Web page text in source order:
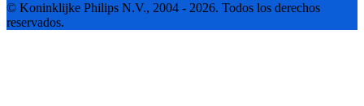
© Koninklijke Philips N.V., 2004 - 2026. Todos los derechos
reservados.